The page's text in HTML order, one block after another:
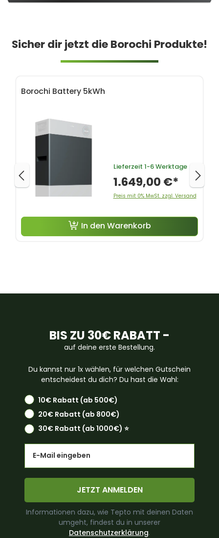
Sicher dir jetzt die Borochi Produkte!
Borochi Battery 5kWh
Lieferzeit 1-6 Werktage
1.649,00 €*
Preis mit 0% MwSt. zzgl. Versand
In den Warenkorb
BIS ZU 30€ RABATT -
auf deine erste Bestellung.
Du kannst nur 1x wählen, für welchen Gutschein
entscheidest du dich? Du hast die Wahl:
10€ Rabatt (ab 500€)
20€ Rabatt (ab 800€)
30€ Rabatt (ab 1000€) ⭐️
JETZT ANMELDEN
Informationen dazu, wie Tepto mit deinen Daten
umgeht, findest du in unserer
Datenschutzerklärung.